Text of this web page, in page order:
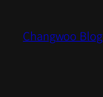
Changwoo Blog